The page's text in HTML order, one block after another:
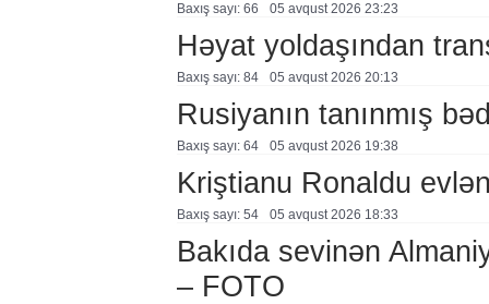
Baxış sayı: 66 05 avqust 2026 23:23
Həyat yoldaşından
Baxış sayı: 84 05 avqust 2026 20:13
Rusiyanın tanınmış
Baxış sayı: 64 05 avqust 2026 19:38
Kriştianu Ronaldu
Baxış sayı: 54 05 avqust 2026 18:33
Bakıda sevinən
– FOTO